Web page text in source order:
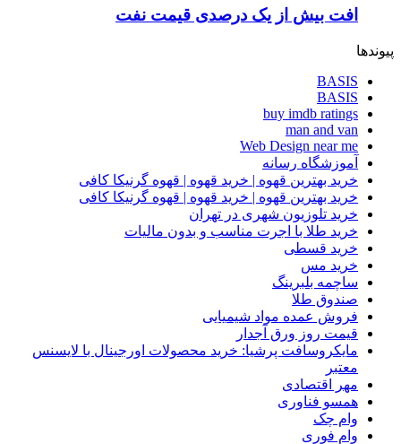
افت بیش از یک درصدی قیمت نفت
پیوندها
BASIS
BASIS
buy imdb ratings
man and van
Web Design near me
آموزشگاه رسانه
خرید بهترین قهوه | خرید قهوه | قهوه گرنیکا کافی
خرید بهترین قهوه | خرید قهوه | قهوه گرنیکا کافی
خرید تلوزیون شهری در تهران
خرید طلا با اجرت مناسب و بدون مالیات
خرید قسطی
خرید مس
ساچمه بلبرینگ
صندوق طلا
فروش عمده مواد شیمیایی
قیمت روز ورق آجدار
مایکروسافت پرشیا: خرید محصولات اورجینال با لایسنس
معتبر
مهر اقتصادی
همسو فناوری
وام چک
وام فوری